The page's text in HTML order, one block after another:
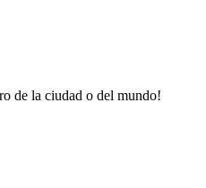
de la ciudad o del mundo!